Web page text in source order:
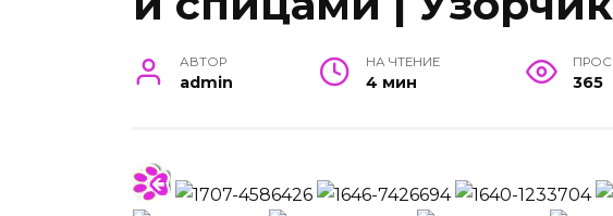
АВТОР
admin
НА ЧТЕНИЕ
4 мин 365